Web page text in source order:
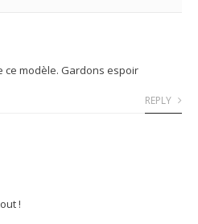
ce modèle. Gardons espoir
REPLY
!